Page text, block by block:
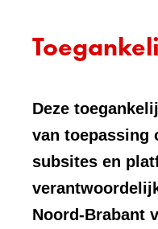
Deze
van toepassing
subsites en
Noord-Brabant